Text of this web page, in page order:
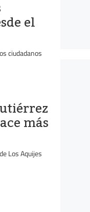
el
ciudadanos
más
Los Aquijes